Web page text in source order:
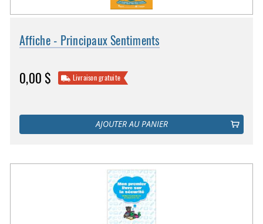
Affiche - Principaux Sentiments
0,00 $ Livraison gratuite
AJOUTER AU PANIER